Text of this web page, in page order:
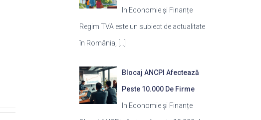
In Economie și Finanțe
Regim TVA este un subiect de actualitate
în România,
Blocaj ANCPI Afectează
Peste 10.000 De Firme
In Economie și Finanțe